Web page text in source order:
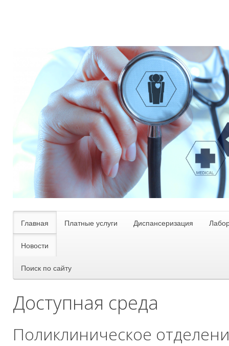
Главная Платные услуги Диспансеризация
Новости
Поиск по сайту
Доступная среда
Поликлиническое